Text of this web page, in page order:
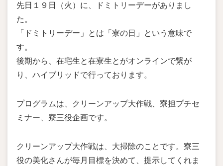
先日１９日（火）に、ドミトリーデーがありまし
た。
「ドミトリーデー」とは「寮の日」という意味で
す。
後期から、在宅生と在寮生とがオンラインで繋が
り、ハイブリッドで行っております。
プログラムは、クリーンアップ大作戦、寮担プチセ
ミナー、寮三役企画です。
クリーンアップ大作戦は、大掃除のことです。寮三
役の美化さんが毎月目標を決めて、提示してくれま